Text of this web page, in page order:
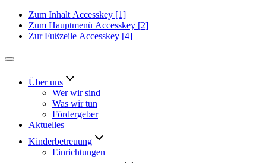
Zum Inhalt Accesskey [1]
Zum Hauptmenü Accesskey [2]
Zur Fußzeile Accesskey [4]
Über uns
Wer wir sind
Was wir tun
Fördergeber
Aktuelles
Kinderbetreuung
Einrichtungen